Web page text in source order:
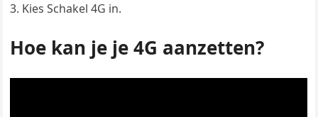
Kies Schakel 4G in.
Hoe kan je je 4G aanzetten?